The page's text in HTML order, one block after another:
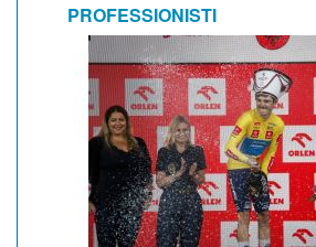
PROFESSIONISTI